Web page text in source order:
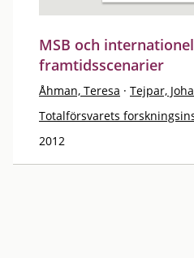
MSB och
framtidsscenarier
Åhman, Teresa · Tejpar,
Totalförsvarets
2012